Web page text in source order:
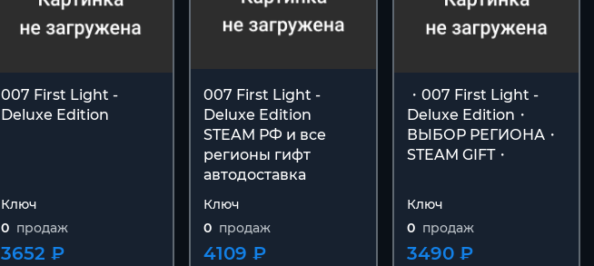
007 First Light -
Deluxe Edition
Ключ
0 продаж
3652 ₽
007 First Light -
Deluxe Edition
STEAM РФ и все
регионы гифт
автодоставка
Ключ
0 продаж
4109 ₽
・007 First Light -
Deluxe Edition・
ВЫБОР РЕГИОНА・
STEAM GIFT・
Ключ
0 продаж
3490 ₽